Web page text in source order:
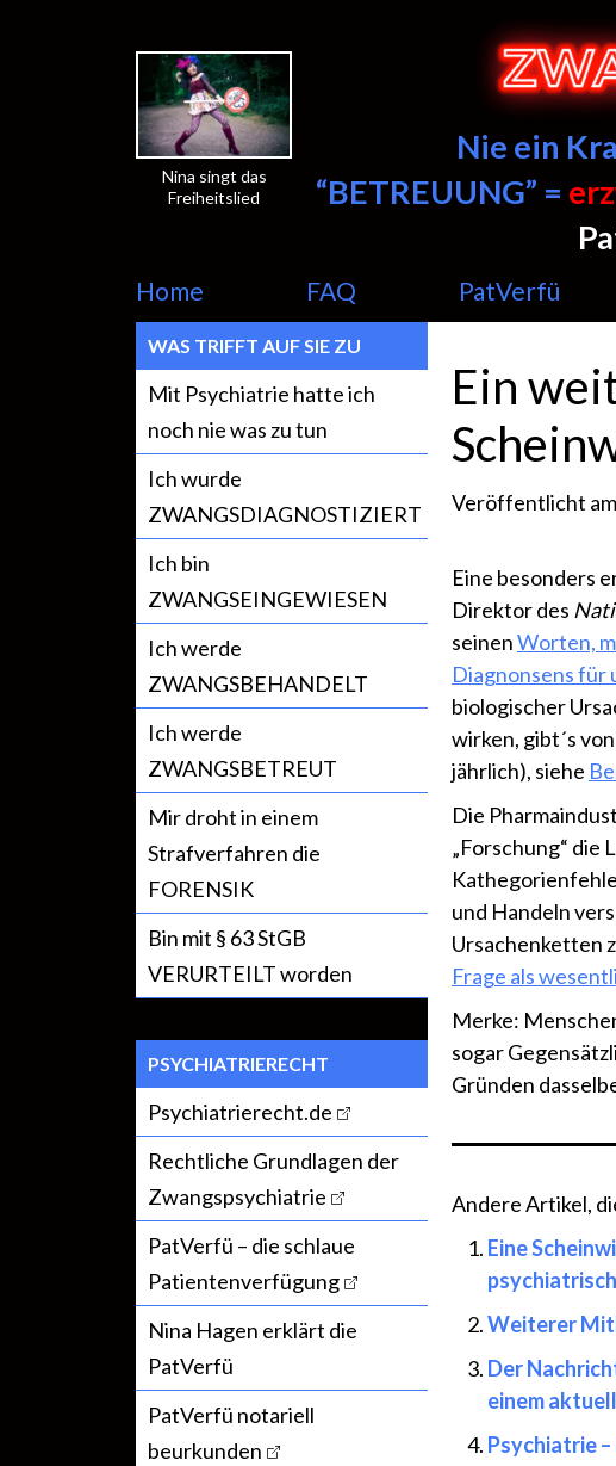
Nina singt das
Freiheitslied
Nie ein
“BETREUUNG” =
Home FAQ PatVerfü
WAS TRIFFT AUF SIE ZU
Mit Psychiatrie hatte ich
noch nie was zu tun
Ich wurde
ZWANGSDIAGNOSTIZIERT
Ich bin
ZWANGSEINGEWIESEN
Ich werde
ZWANGSBEHANDELT
Ich werde
ZWANGSBETREUT
Mir droht in einem
Strafverfahren die
FORENSIK
Bin mit § 63 StGB
VERURTEILT worden
PSYCHIATRIERECHT
Psychiatrierecht.de
Rechtliche Grundlagen der
Zwangspsychiatrie
PatVerfü – die schlaue
Patientenverfügung
Nina Hagen erklärt die
PatVerfü
PatVerfü notariell
beurkunden
Ein
Veröffentlicht
Eine besonders
Direktor des
seinenWorten,
Diagnonsens für
biologischer
wirken, gibt´s
jährlich), siehe
Die
„Forschung“ die
und Handeln
Ursachenketten
Frage als
Merke:
sogar
Gründen
Andere Artikel,
Eine
Weiterer
Der
einem
Psychiatrie –